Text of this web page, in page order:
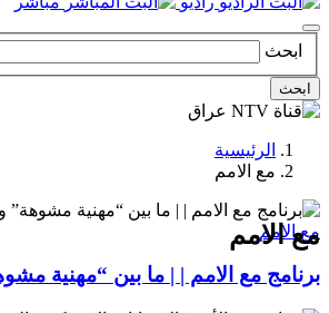
ابحث
ابحث
الرئيسية
مع الامم
مع الامم
مع الامم
برنامج مع الامم | | ما بين “مهنية